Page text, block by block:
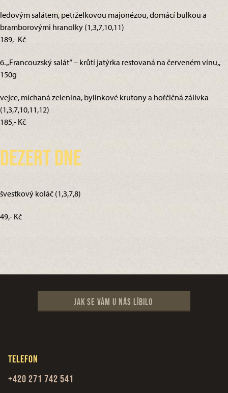
ledovým salátem, petrželkovou majonézou, domácí bulkou a
bramborovými hranolky (1,3,7,10,11)
189,- Kč
6. „Francouzský salát“ – krůtí jatýrka restovaná na červeném vínu,,
150g
vejce, míchaná zelenina, bylinkové krutony a hořčičná zálivka
(1,3,7,10,11,12)
185,- Kč
Dezert dne
švestkový koláč (1,3,7,8)
49,- Kč
Jak se vám u nás líbilo
Telefon
+420 271 742 541